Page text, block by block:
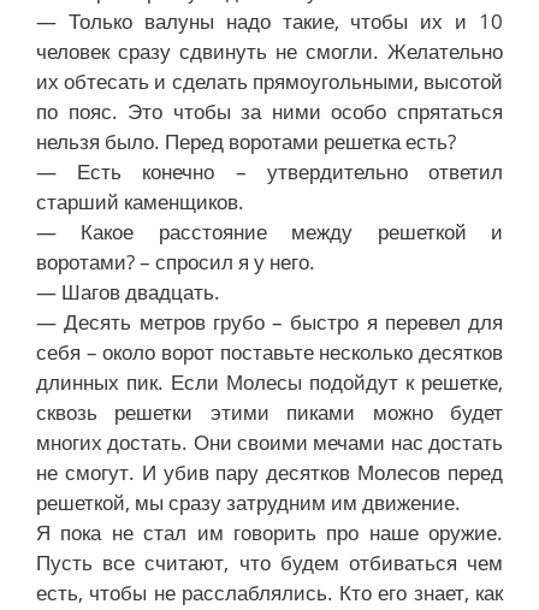
— Только валуны надо такие, чтобы их и 10
человек сразу сдвинуть не смогли. Желательно
их обтесать и сделать прямоугольными, высотой
по пояс. Это чтобы за ними особо спрятаться
нельзя было. Перед воротами решетка есть?
— Есть конечно – утвердительно ответил
старший каменщиков.
— Какое расстояние между решеткой и
воротами? – спросил я у него.
— Шагов двадцать.
— Десять метров грубо – быстро я перевел для
себя – около ворот поставьте несколько десятков
длинных пик. Если Молесы подойдут к решетке,
сквозь решетки этими пиками можно будет
многих достать. Они своими мечами нас достать
не смогут. И убив пару десятков Молесов перед
решеткой, мы сразу затрудним им движение.
Я пока не стал им говорить про наше оружие.
Пусть все считают, что будем отбиваться чем
есть, чтобы не расслаблялись. Кто его знает, как